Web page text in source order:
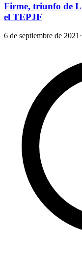
Firme, triunfo de
el TEPJF
6 de septiembre de 2021 ·